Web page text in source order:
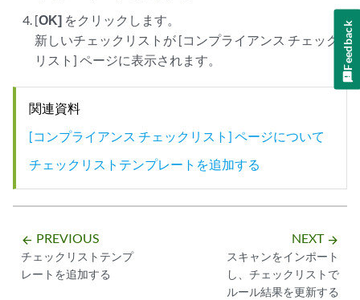
[OK] をクリックします。
新しいチェックリストが [コンプライアンス チェック
リスト] ページに表示されます。
関連資料
[コンプライアンス チェックリスト] ページについて
チェックリストテンプレートを追加する
arrow_backward PREVIOUS
チェックリストテンプ
レートを追加する
NEXT arrow_forward
スキャンをインポート
し、チェックリストで
ルール結果を更新する
Feedback